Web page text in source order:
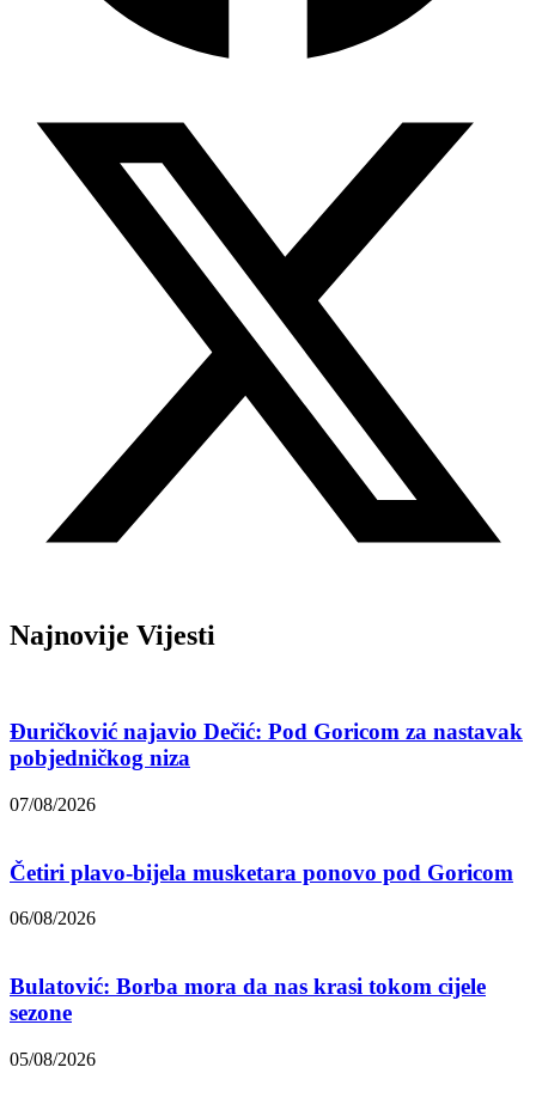
Najnovije Vijesti
Đuričković najavio Dečić: Pod Goricom za nastavak
pobjedničkog niza
07/08/2026
Četiri plavo-bijela musketara ponovo pod Goricom
06/08/2026
Bulatović: Borba mora da nas krasi tokom cijele
sezone
05/08/2026